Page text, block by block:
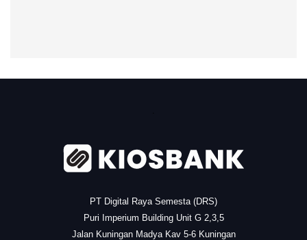
PT Digital Raya Semesta (DRS)
Puri Imperium Building Unit G 2,3,5
Jalan Kuningan Madya Kav 5-6 Kuningan